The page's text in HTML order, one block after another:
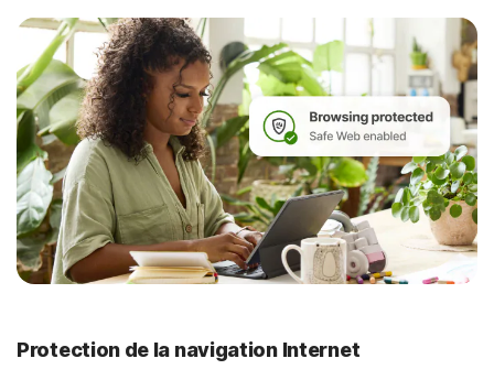
Protection de la navigation Internet